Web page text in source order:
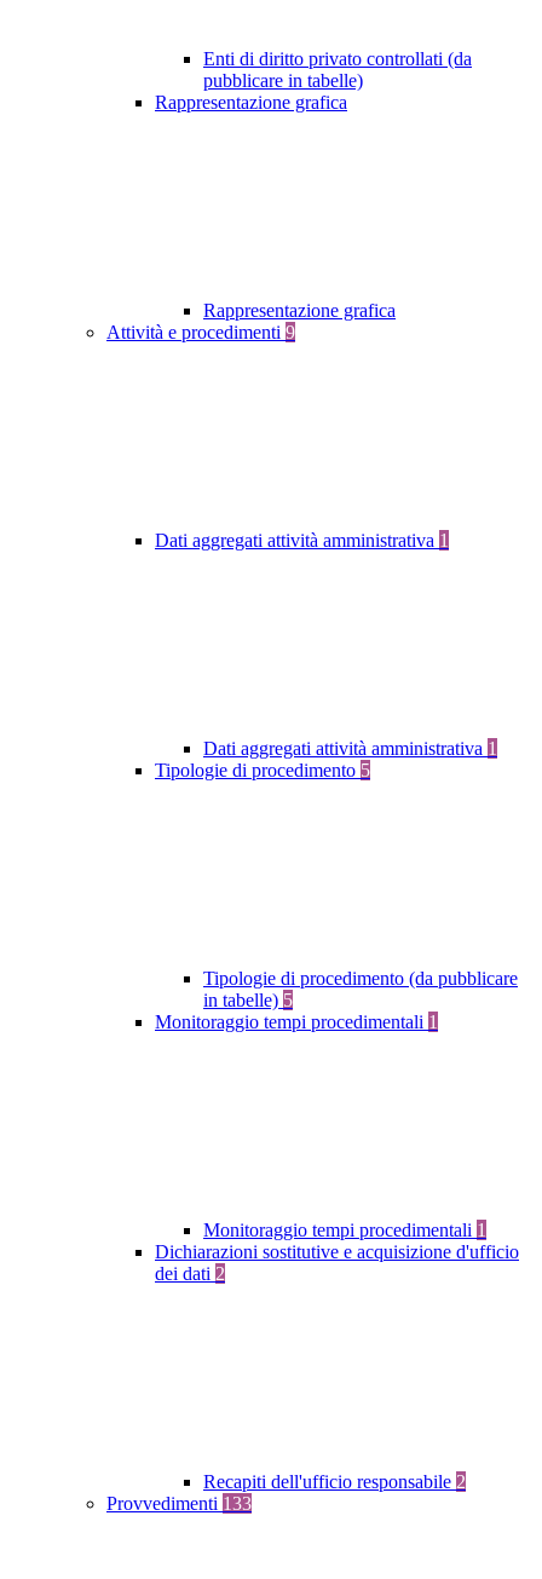
Enti di diritto privato controllati (da
pubblicare in tabelle)
Rappresentazione grafica
Rappresentazione grafica
Attività e procedimenti 9
Dati aggregati attività amministrativa 1
Dati aggregati attività amministrativa 1
Tipologie di procedimento 5
Tipologie di procedimento (da pubblicare
in tabelle) 5
Monitoraggio tempi procedimentali 1
Monitoraggio tempi procedimentali 1
Dichiarazioni sostitutive e acquisizione d'ufficio
dei dati 2
Recapiti dell'ufficio responsabile 2
Provvedimenti 133